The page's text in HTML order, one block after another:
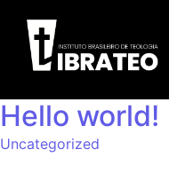
Hello world!
Uncategorized